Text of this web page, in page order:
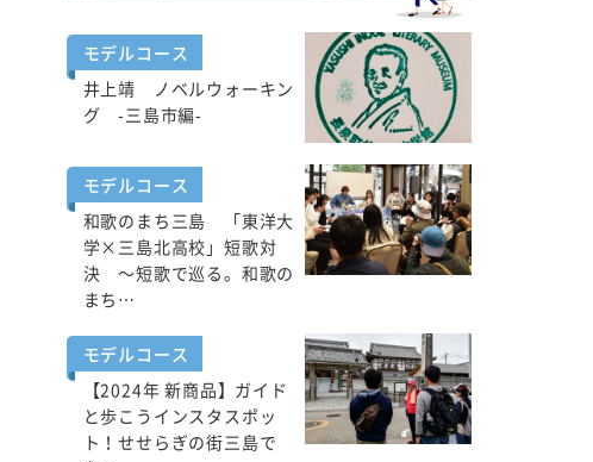
モデルコース
井上靖 ノベルウォーキン
グ -三島市編-
モデルコース
和歌のまち三島 「東洋大
学×三島北高校」短歌対
決 ～短歌で巡る。和歌の
まち…
モデルコース
【2024年 新商品】ガイド
と歩こうインスタスポッ
ト！せせらぎの街三島で